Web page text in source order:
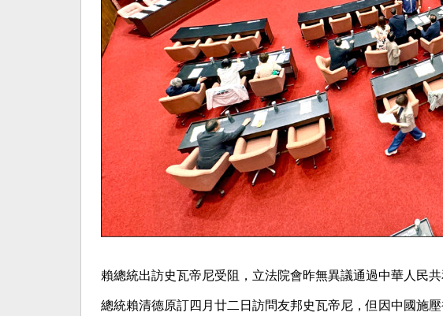
賴總統出訪史瓦帝尼受阻，立法院會昨無異議通過中華人民
總統賴清德原訂四月廿二日訪問友邦史瓦帝尼，但因中國施